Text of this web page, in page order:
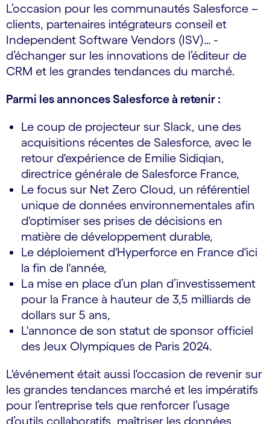
L’occasion pour les communautés Salesforce –
clients, partenaires intégrateurs conseil et
Independent Software Vendors (ISV)… -
d’échanger sur les innovations de l’éditeur de
CRM et les grandes tendances du marché.
Parmi les annonces Salesforce à retenir :
Le coup de projecteur sur Slack, une des
acquisitions récentes de Salesforce, avec le
retour d'expérience de Emilie Sidiqian,
directrice générale de Salesforce France,
Le focus sur Net Zero Cloud, un référentiel
unique de données environnementales afin
d'optimiser ses prises de décisions en
matière de développement durable,
Le déploiement d'Hyperforce en France d'ici
la fin de l'année,
La mise en place d’un plan d’investissement
pour la France à hauteur de 3,5 milliards de
dollars sur 5 ans,
L'annonce de son statut de sponsor officiel
des Jeux Olympiques de Paris 2024.
L'événement était aussi l'occasion de revenir sur
les grandes tendances marché et les impératifs
pour l’entreprise tels que renforcer l’usage
d’outils collaboratifs, maîtriser les données